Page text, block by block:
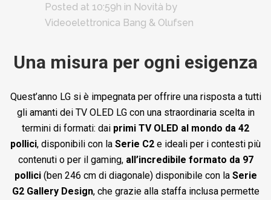
Posted at 10:59h in Novità by
Videoelettronica Bang & Olufsen
Una misura per ogni esigenza
Quest’anno LG si è impegnata per offrire una risposta a tutti
gli amanti dei TV OLED LG con una straordinaria scelta in
termini di formati: dai primi TV OLED al mondo da 42
pollici, disponibili con la Serie C2 e ideali per i contesti più
contenuti o per il gaming, all’incredibile formato da 97
pollici (ben 246 cm di diagonale) disponibile con la Serie
G2 Gallery Design, che grazie alla staffa inclusa permette